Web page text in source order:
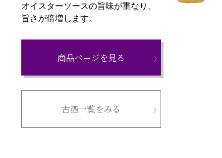
オイスターソースの旨味が重なり、
旨さが倍増します。
商品ページを見る
古酒一覧をみる